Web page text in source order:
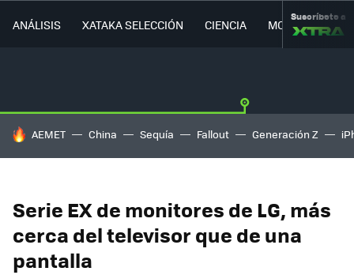
ANÁLISIS XATAKA SELECCIÓN CIENCIA MOVILIDAD
Suscríbete a
HOY SE HABLA DE
AEMET China Sequía Fallout Generación Z
Serie EX de monitores de LG, más
cerca del televisor que de una
pantalla